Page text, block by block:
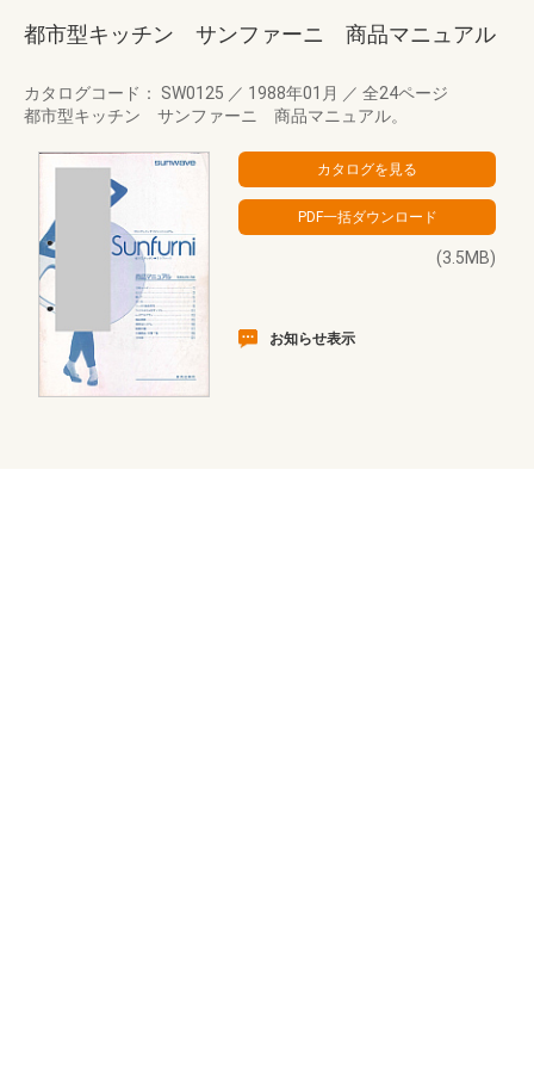
都市型キッチン サンファーニ 商品マニュアル
カタログコード： SW0125 ／ 1988年01月 ／ 全24ページ
都市型キッチン サンファーニ 商品マニュアル。
(3.5MB)
お知らせ表示